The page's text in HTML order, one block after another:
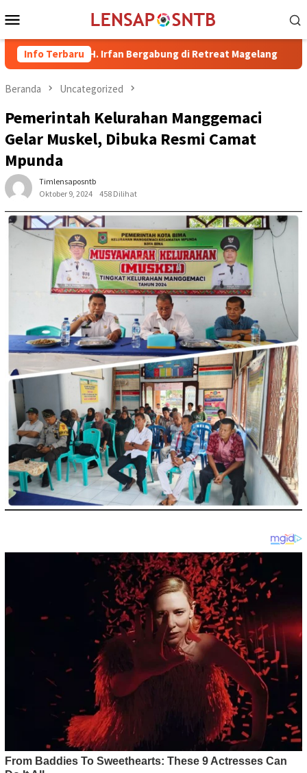
ke
Mobile
Info Terbaru
dr. H. Irfan Bergabung di Retreat Magelang Rutan Kelas
Beranda Uncategorized
Pemerintah Kelurahan Manggemaci
Gelar Muskel, Dibuka Resmi Camat
Mpunda
Timlensaposntb
Oktober 9, 2024
458 Dilihat